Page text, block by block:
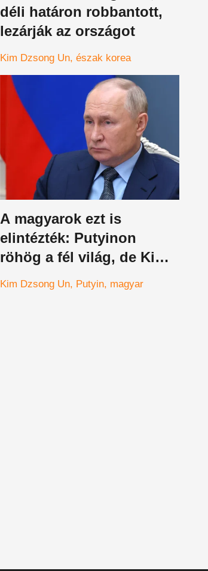
déli határon robbantott,
lezárják az országot
Kim Dzsong Un észak korea
A magyarok ezt is
elintézték: Putyinon
röhög a fél világ, de Kim
Dzsong Un is brutálisan
beégett, botrányos videó
Kim Dzsong Un Putyin magyar